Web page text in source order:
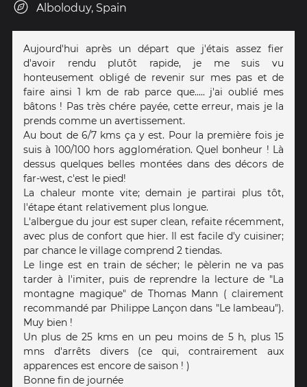
Alboloduy, Spain
Aujourd'hui après un départ que j'étais assez fier
d'avoir rendu plutôt rapide, je me suis vu
honteusement obligé de revenir sur mes pas et de
faire ainsi 1 km de rab parce que..... j'ai oublié mes
bâtons ! Pas très chére payée, cette erreur, mais je la
prends comme un avertissement.
Au bout de 6/7 kms ça y est. Pour la première fois je
suis à 100/100 hors agglomération. Quel bonheur ! Là
dessus quelques belles montées dans des décors de
far-west, c'est le pied!
La chaleur monte vite; demain je partirai plus tôt,
l'étape étant relativement plus longue.
L'albergue du jour est super clean, refaite récemment,
avec plus de confort que hier. Il est facile d'y cuisiner;
par chance le village comprend 2 tiendas.
Le linge est en train de sécher; le pèlerin ne va pas
tarder à l'imiter, puis de reprendre la lecture de "La
montagne magique" de Thomas Mann ( clairement
recommandé par Philippe Lançon dans "Le lambeau").
Muy bien !
Un plus de 25 kms en un peu moins de 5 h, plus 15
mns d'arrêts divers (ce qui, contrairement aux
apparences est encore de saison ! )
Bonne fin de journée